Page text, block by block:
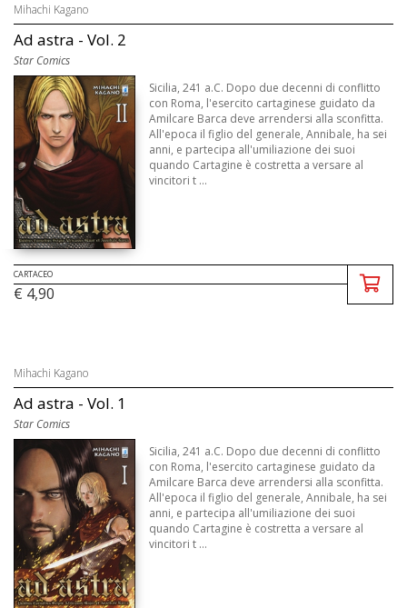
Mihachi Kagano
Ad astra - Vol. 2
Star Comics
Sicilia, 241 a.C. Dopo due decenni di conflitto
con Roma, l'esercito cartaginese guidato da
Amilcare Barca deve arrendersi alla sconfitta.
All'epoca il figlio del generale, Annibale, ha sei
anni, e partecipa all'umiliazione dei suoi
quando Cartagine è costretta a versare al
vincitori t ...
CARTACEO
€ 4,90
Mihachi Kagano
Ad astra - Vol. 1
Star Comics
Sicilia, 241 a.C. Dopo due decenni di conflitto
con Roma, l'esercito cartaginese guidato da
Amilcare Barca deve arrendersi alla sconfitta.
All'epoca il figlio del generale, Annibale, ha sei
anni, e partecipa all'umiliazione dei suoi
quando Cartagine è costretta a versare al
vincitori t ...